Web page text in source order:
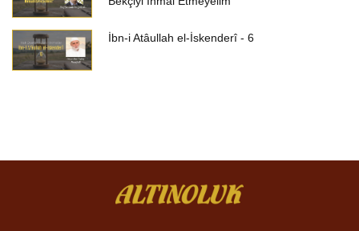
İbn-i Atâullah el-İskenderî - 6